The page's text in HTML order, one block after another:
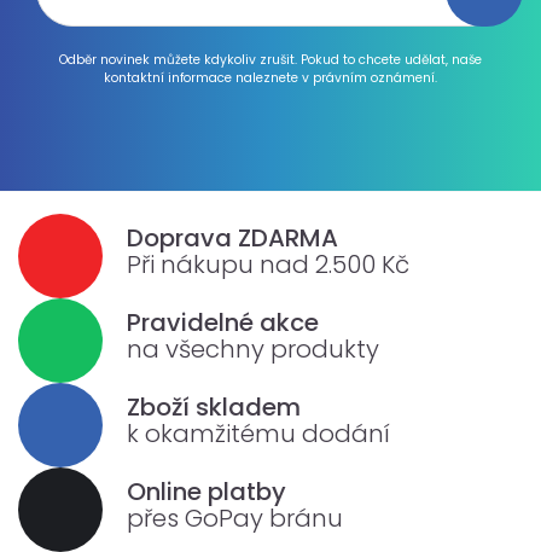
Odběr novinek můžete kdykoliv zrušit. Pokud to chcete udělat, naše
kontaktní informace naleznete v právním oznámení.
Doprava ZDARMA
Při nákupu nad 2.500 Kč
Pravidelné akce
na všechny produkty
Zboží skladem
k okamžitému dodání
Online platby
přes GoPay bránu